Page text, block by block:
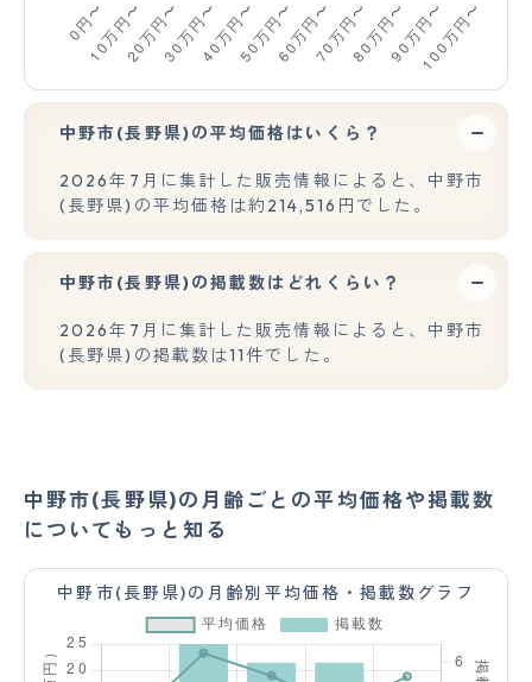
中野市(長野県)の平均価格はいくら？
2026年7月に集計した販売情報によると、中野市
(長野県)の平均価格は約214,516円でした。
中野市(長野県)の掲載数はどれくらい？
2026年7月に集計した販売情報によると、中野市
(長野県)の掲載数は11件でした。
中野市(長野県)の月齢ごとの平均価格や掲載数
についてもっと知る
中野市(長野県)の月齢別平均価格・掲載数グラフ